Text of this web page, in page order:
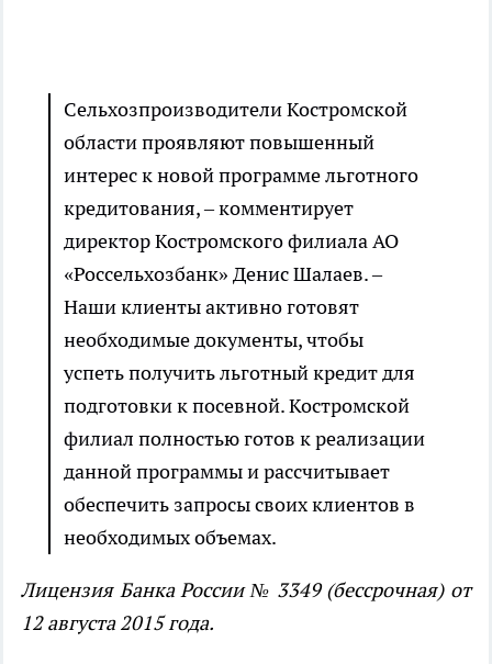
Сельхозпроизводители Костромской
области проявляют повышенный
интерес к новой программе льготного
кредитования, – комментирует
директор Костромского филиала АО
«Россельхозбанк» Денис Шалаев. –
Наши клиенты активно готовят
необходимые документы, чтобы
успеть получить льготный кредит для
подготовки к посевной. Костромской
филиал полностью готов к реализации
данной программы и рассчитывает
обеспечить запросы своих клиентов в
необходимых объемах.
Лицензия Банка России № 3349 (бессрочная) от
12 августа 2015 года.